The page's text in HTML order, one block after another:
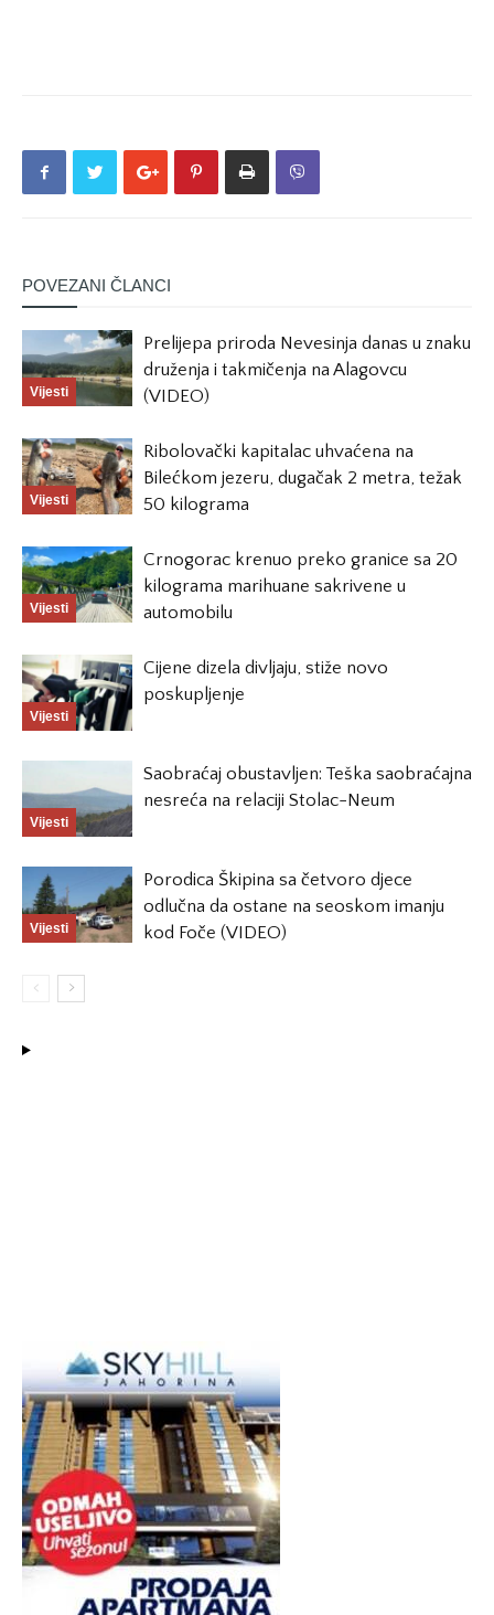
POVEZANI ČLANCI
Vijesti
Prelijepa priroda Nevesinja danas u znaku
druženja i takmičenja na Alagovcu
(VIDEO)
Vijesti
Ribolovački kapitalac uhvaćena na
Bilećkom jezeru, dugačak 2 metra, težak
50 kilograma
Vijesti
Crnogorac krenuo preko granice sa 20
kilograma marihuane sakrivene u
automobilu
Vijesti
Cijene dizela divljaju, stiže novo
poskupljenje
Vijesti
Saobraćaj obustavljen: Teška saobraćajna
nesreća na relaciji Stolac-Neum
Vijesti
Porodica Škipina sa četvoro djece
odlučna da ostane na seoskom imanju
kod Foče (VIDEO)